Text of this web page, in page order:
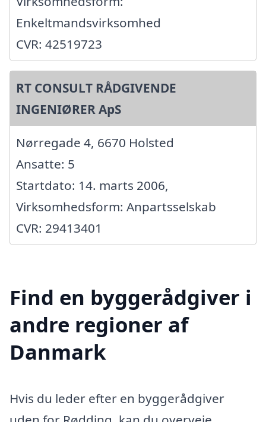
Enkeltmandsvirksomhed
CVR: 42519723
RT CONSULT RÅDGIVENDE
INGENIØRER ApS
Nørregade 4, 6670 Holsted
Ansatte: 5
Startdato: 14. marts 2006,
Virksomhedsform: Anpartsselskab
CVR: 29413401
Find en byggerådgiver i
andre regioner af
Danmark
Hvis du leder efter en byggerådgiver